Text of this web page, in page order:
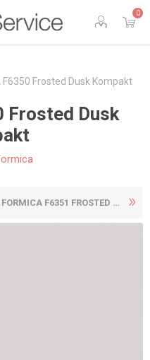
0
F6350 Frosted Dusk Kompakt
Frosted Dusk
FORMICA F6351 FROSTED COPPE...